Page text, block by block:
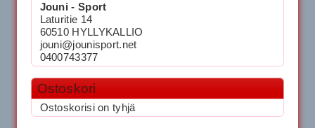
Jouni - Sport
Laturitie 14
60510 HYLLYKALLIO
jouni@jounisport.net
0400743377
Ostoskori
Ostoskorisi on tyhjä